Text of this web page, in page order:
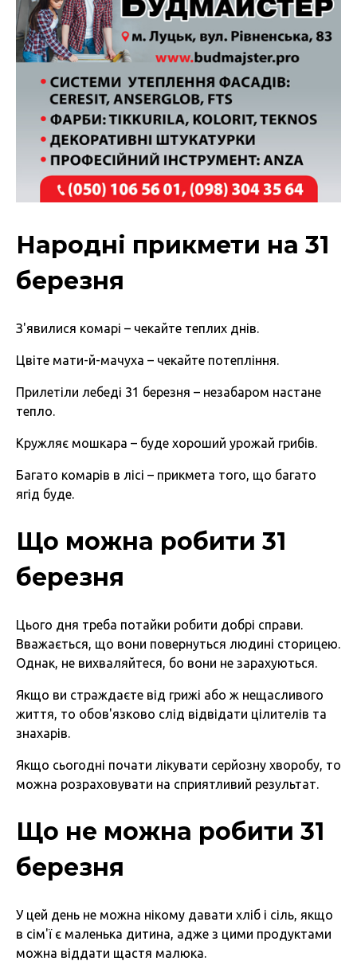
Народні прикмети на 31
березня
З'явилися комарі – чекайте теплих днів.
Цвіте мати-й-мачуха – чекайте потепління.
Прилетіли лебеді 31 березня – незабаром настане
тепло.
Кружляє мошкара – буде хороший урожай грибів.
Багато комарів в лісі – прикмета того, що багато
ягід буде.
Що можна робити 31
березня
Цього дня треба потайки робити добрі справи.
Вважається, що вони повернуться людині сторицею.
Однак, не вихваляйтеся, бо вони не зарахуються.
Якщо ви страждаєте від грижі або ж нещасливого
життя, то обов'язково слід відвідати цілителів та
знахарів.
Якщо сьогодні почати лікувати серйозну хворобу, то
можна розраховувати на сприятливий результат.
Що не можна робити 31
березня
У цей день не можна нікому давати хліб і сіль, якщо
в сім'ї є маленька дитина, адже з цими продуктами
можна віддати щастя малюка.